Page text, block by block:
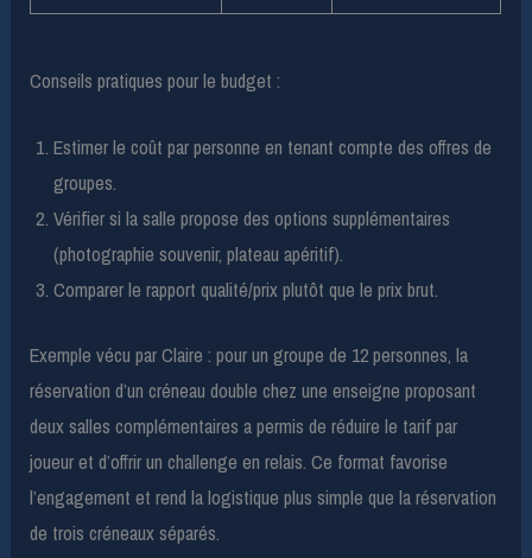
Conseils pratiques pour le budget :
Estimer le coût par personne en tenant compte des offres de
groupes.
Vérifier si la salle propose des options supplémentaires
(photographie souvenir, plateau apéritif).
Comparer le rapport qualité/prix plutôt que le prix brut.
Exemple vécu par Claire : pour un groupe de 12 personnes, la
réservation d’un créneau double chez une enseigne proposant
deux salles complémentaires a permis de réduire le tarif par
joueur et d’offrir un challenge en relais. Ce format favorise
l’engagement et rend la logistique plus simple que la réservation
de trois créneaux séparés.